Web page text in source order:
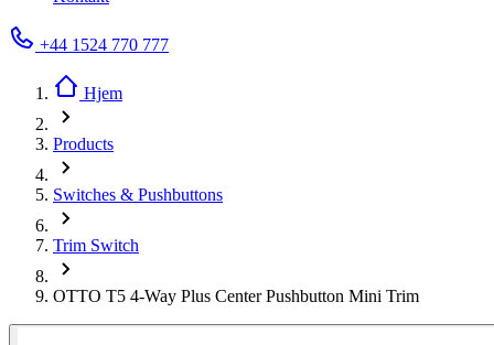
+44 1524 770 777
Hjem
Products
Switches & Pushbuttons
Trim Switch
OTTO T5 4-Way Plus Center Pushbutton Mini Trim